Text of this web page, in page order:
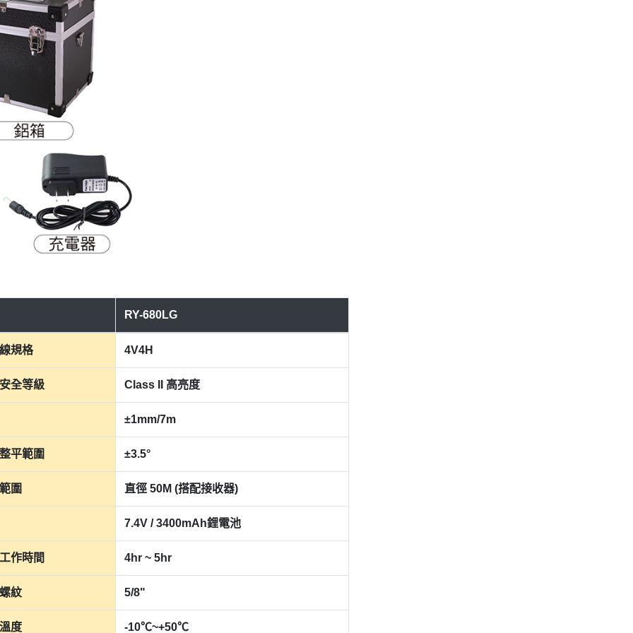
RY-680LG
規格 4V4H
全等級 Class II 高亮度
±1mm/7m
平範圍 ±3.5°
圍 直徑 50M (搭配接收器)
7.4V / 3400mAh鋰電池
作時間 4hr ~ 5hr
紋 5/8"
度 -10℃~+50℃